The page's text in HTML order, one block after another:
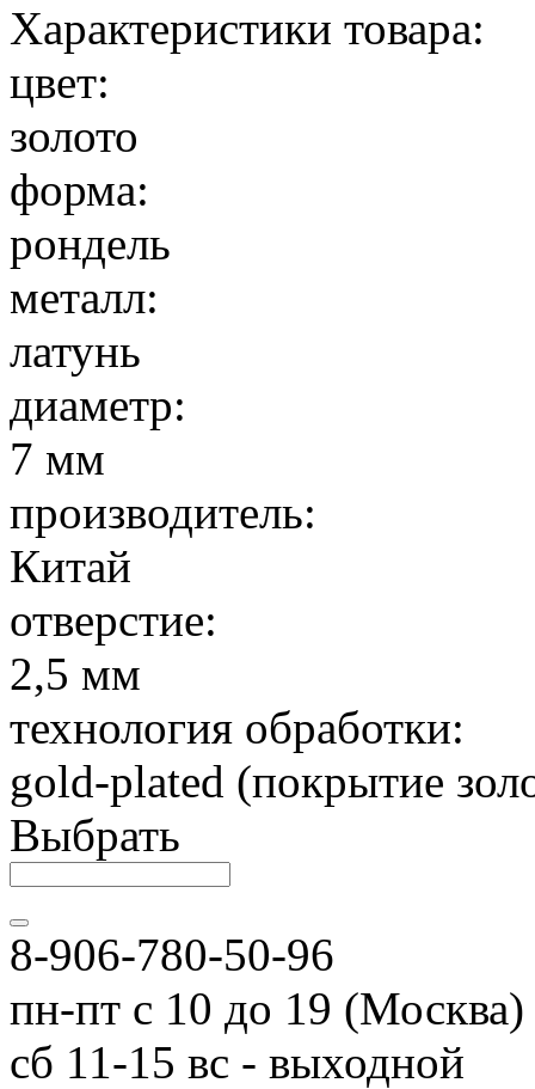
Характеристики товара:
цвет:
золото
форма:
рондель
металл:
латунь
диаметр:
7 мм
производитель:
Китай
отверстие:
2,5 мм
технология обработки:
gold-plated (покрытие
Выбрать
8-906-780-50-96
пн-пт с 10 до 19 (Москва)
сб 11-15 вс - выходной